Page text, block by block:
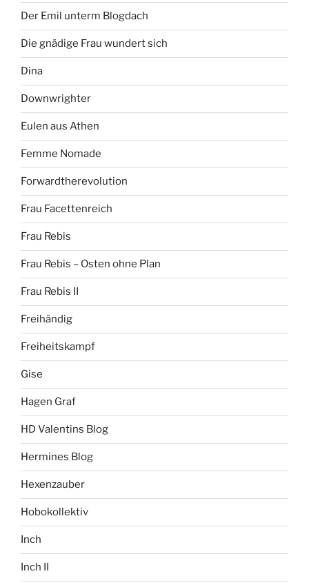
Der Emil unterm Blogdach
Die gnädige Frau wundert sich
Dina
Downwrighter
Eulen aus Athen
Femme Nomade
Forwardtherevolution
Frau Facettenreich
Frau Rebis
Frau Rebis – Osten ohne Plan
Frau Rebis II
Freihändig
Freiheitskampf
Gise
Hagen Graf
HD Valentins Blog
Hermines Blog
Hexenzauber
Hobokollektiv
Inch
Inch II